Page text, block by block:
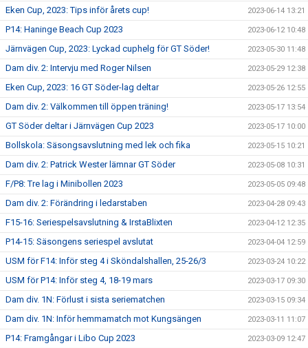
Eken Cup, 2023: Tips inför årets cup! 2023-06-14 13:21
P14: Haninge Beach Cup 2023 2023-06-12 10:48
Järnvägen Cup, 2023: Lyckad cuphelg för GT Söder! 2023-05-30 11:48
Dam div. 2: Intervju med Roger Nilsen 2023-05-29 12:38
Eken Cup, 2023: 16 GT Söder-lag deltar 2023-05-26 12:55
Dam div. 2: Välkommen till öppen träning! 2023-05-17 13:54
GT Söder deltar i Järnvägen Cup 2023 2023-05-17 10:00
Bollskola: Säsongsavslutning med lek och fika 2023-05-15 10:21
Dam div. 2: Patrick Wester lämnar GT Söder 2023-05-08 10:31
F/P8: Tre lag i Minibollen 2023 2023-05-05 09:48
Dam div. 2: Förändring i ledarstaben 2023-04-28 09:43
F15-16: Seriespelsavslutning & IrstaBlixten 2023-04-12 12:35
P14-15: Säsongens seriespel avslutat 2023-04-04 12:59
USM för F14: Inför steg 4 i Sköndalshallen, 25-26/3 2023-03-24 10:22
USM för P14: Inför steg 4, 18-19 mars 2023-03-17 09:30
Dam div. 1N: Förlust i sista seriematchen 2023-03-15 09:34
Dam div. 1N: Inför hemmamatch mot Kungsängen 2023-03-11 11:07
P14: Framgångar i Libo Cup 2023 2023-03-09 12:47